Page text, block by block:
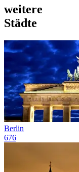
weitere
Städte
Berlin
676